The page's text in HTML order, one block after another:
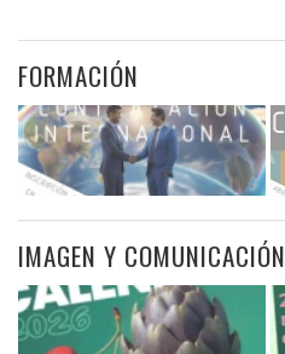
FORMACIÓN
IMAGEN Y COMUNICACIÓN